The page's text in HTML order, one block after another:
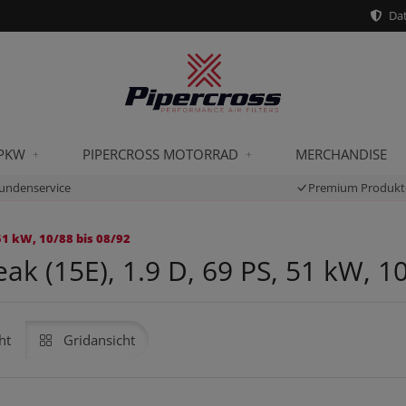
PIPERCROSS MOTORRAD MERCHANDISE
Premium
kW, 10/88 bis 08/92
(15E), 1.9 D, 69 PS, 51 kW,
Gridansicht